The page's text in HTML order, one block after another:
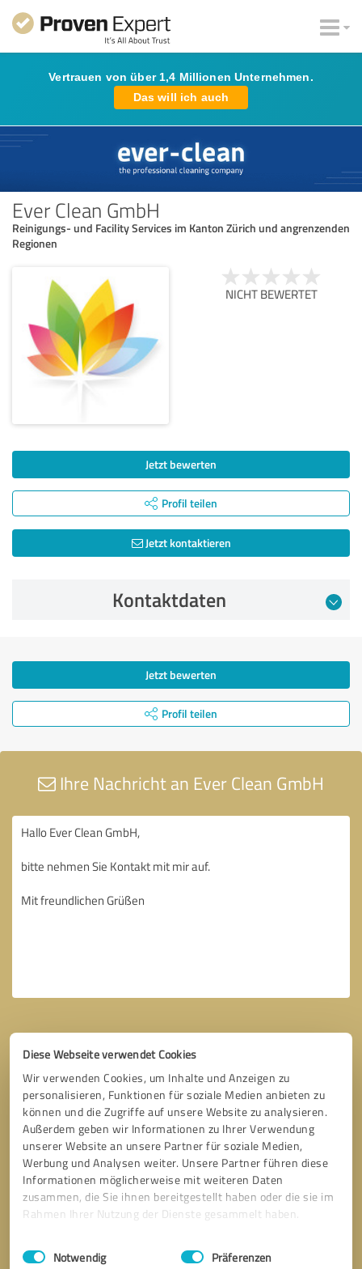
Diese Webseite verwendet Cookies
Wir verwenden Cookies, um Inhalte und Anzeigen zu
personalisieren, Funktionen für soziale Medien anbieten zu
können und die Zugriffe auf unsere Website zu analysieren.
Außerdem geben wir Informationen zu Ihrer Verwendung
unserer Website an unsere Partner für soziale Medien,
Werbung und Analysen weiter. Unsere Partner führen diese
Informationen möglicherweise mit weiteren Daten
zusammen, die Sie ihnen bereitgestellt haben oder die sie im
Rahmen Ihrer Nutzung der Dienste gesammelt haben.
Impressum Datenschutzbestimmungen
Einwilligungsauswahl
Notwendig Präferenzen
Vertrauen von über 1,4 Millionen Unternehmen.
Das will ich auch
Ever Clean GmbH
Reinigungs- und Facility Services im Kanton Zürich und angrenzenden
Regionen
NICHT BEWERTET
Jetzt bewerten
Profil teilen
Jetzt kontaktieren
Kontaktdaten
Jetzt bewerten
Profil teilen
Ihre Nachricht an Ever Clean GmbH
Bitte um Rückruf * Erforderliche Angaben
Nachricht senden